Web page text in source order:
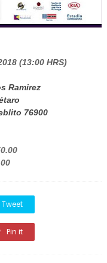
(13:00 HRS)
Ramirez
76900
Tweet
Pin it